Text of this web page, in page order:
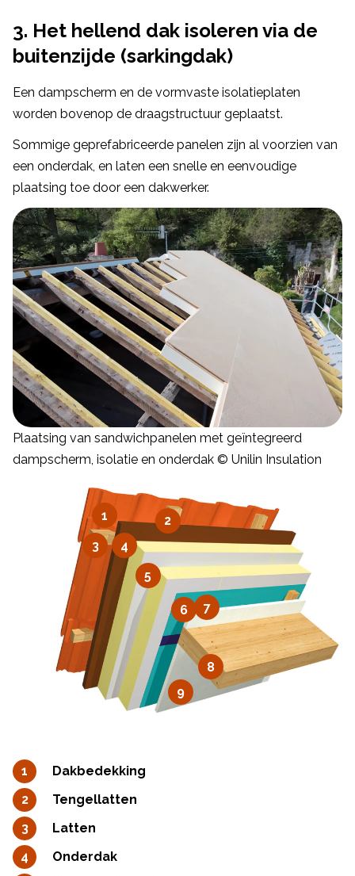
3. Het hellend dak isoleren via de
buitenzijde (sarkingdak)
Een dampscherm en de vormvaste isolatieplaten
worden bovenop de draagstructuur geplaatst.
Sommige geprefabriceerde panelen zijn al voorzien van
een onderdak, en laten een snelle en eenvoudige
plaatsing toe door een dakwerker.
Plaatsing van sandwichpanelen met geïntegreerd
dampscherm, isolatie en onderdak © Unilin Insulation
1
2
3
4
5
6 7
8
9
Dakbedekking
Tengellatten
Latten
Onderdak